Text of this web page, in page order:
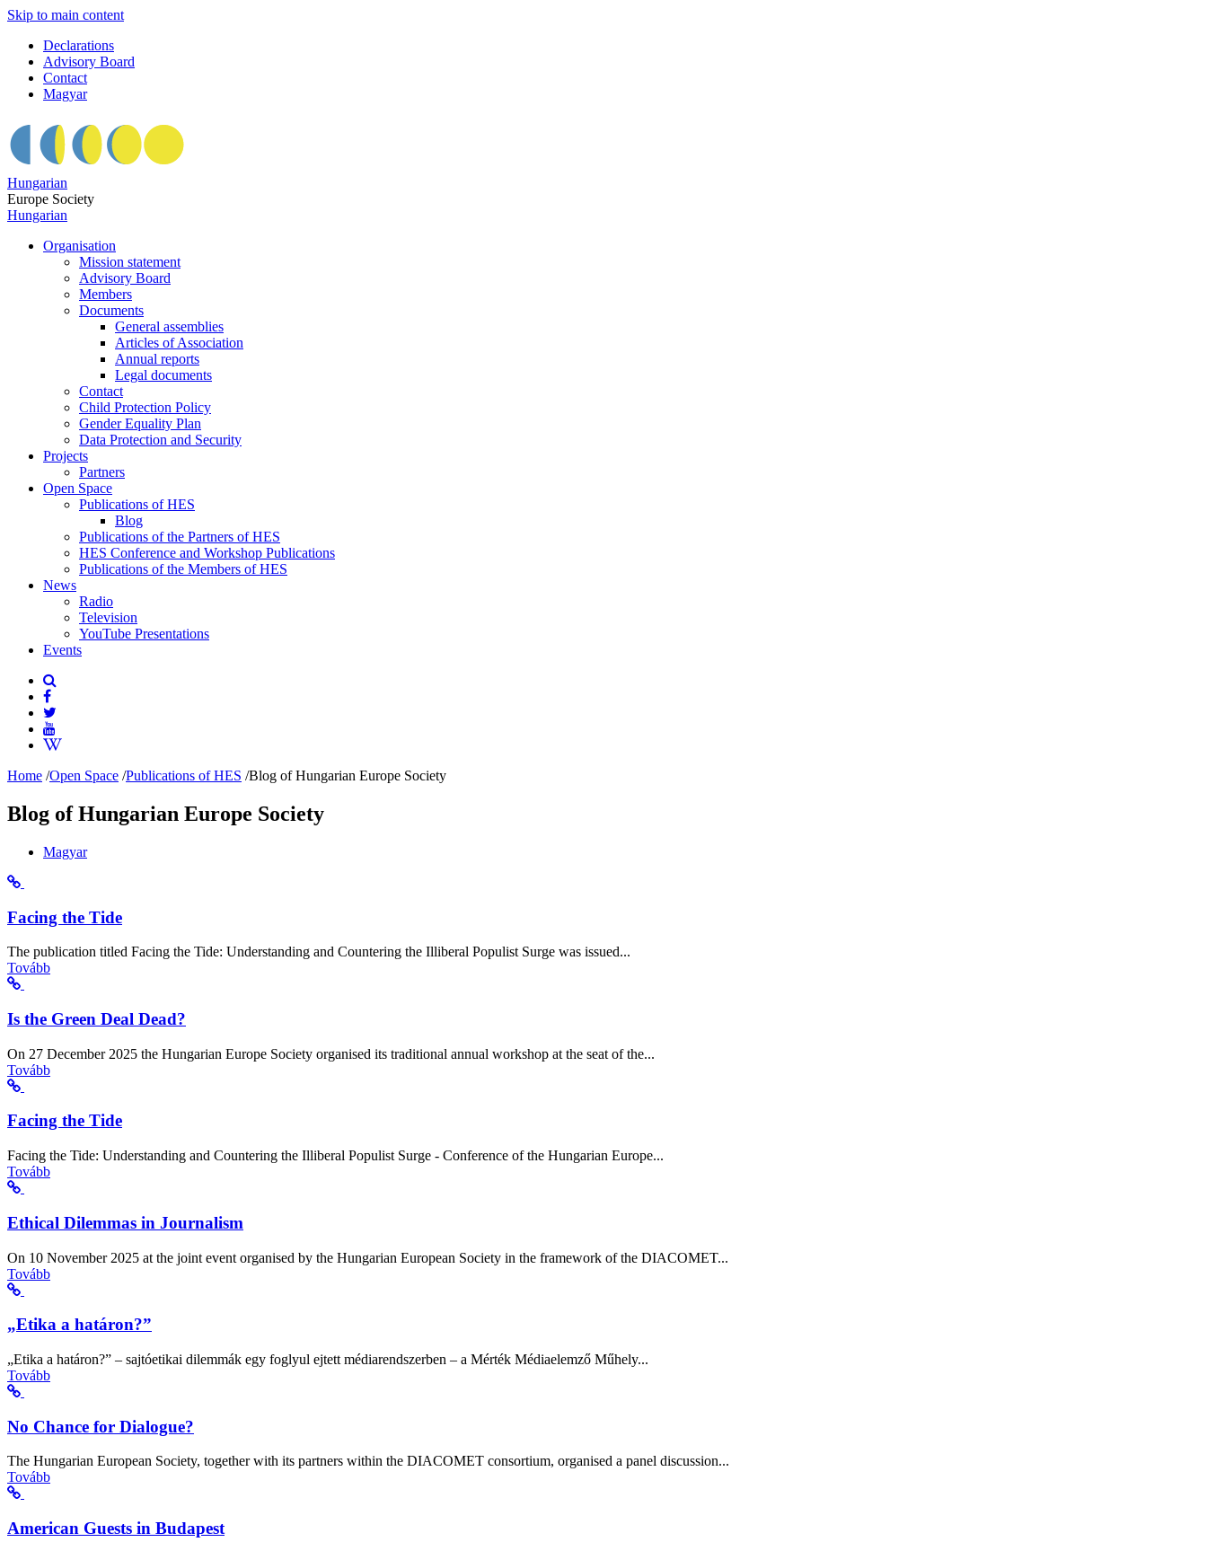
Skip to main content
Declarations
Advisory Board
Contact
Magyar
Hungarian
Europe Society
Hungarian
Organisation
Mission statement
Advisory Board
Members
Documents
General assemblies
Articles of Association
Annual reports
Legal documents
Contact
Child Protection Policy
Gender Equality Plan
Data Protection and Security
Projects
Partners
Open Space
Publications of HES
Blog
Publications of the Partners of HES
HES Conference and Workshop Publications
Publications of the Members of HES
News
Radio
Television
YouTube Presentations
Events
Home /Open Space /Publications of HES /Blog of Hungarian Europe Society
Blog of Hungarian Europe Society
Magyar
Facing the Tide
The publication titled Facing the Tide: Understanding and Countering the Illiberal Populist Surge was issued...
Tovább
Is the Green Deal Dead?
On 27 December 2025 the Hungarian Europe Society organised its traditional annual workshop at the seat of the...
Tovább
Facing the Tide
Facing the Tide: Understanding and Countering the Illiberal Populist Surge - Conference of the Hungarian Europe...
Tovább
Ethical Dilemmas in Journalism
On 10 November 2025 at the joint event organised by the Hungarian European Society in the framework of the DIACOMET...
Tovább
„Etika a határon?”
„Etika a határon?” – sajtóetikai dilemmák egy foglyul ejtett médiarendszerben – a Mérték Médiaelemző Műhely...
Tovább
No Chance for Dialogue?
The Hungarian European Society, together with its partners within the DIACOMET consortium, organised a panel discussion...
Tovább
American Guests in Budapest